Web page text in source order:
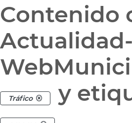
Contenido
Actualidad-
Tráfico y